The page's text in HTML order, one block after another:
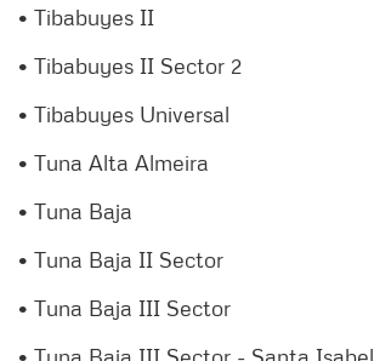
• Tibabuyes II
• Tibabuyes II Sector 2
• Tibabuyes Universal
• Tuna Alta Almeira
• Tuna Baja
• Tuna Baja II Sector
• Tuna Baja III Sector